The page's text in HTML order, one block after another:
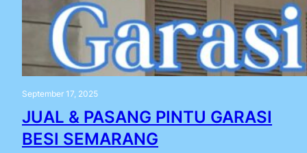
September 17, 2025
JUAL & PASANG PINTU GARASI
BESI SEMARANG